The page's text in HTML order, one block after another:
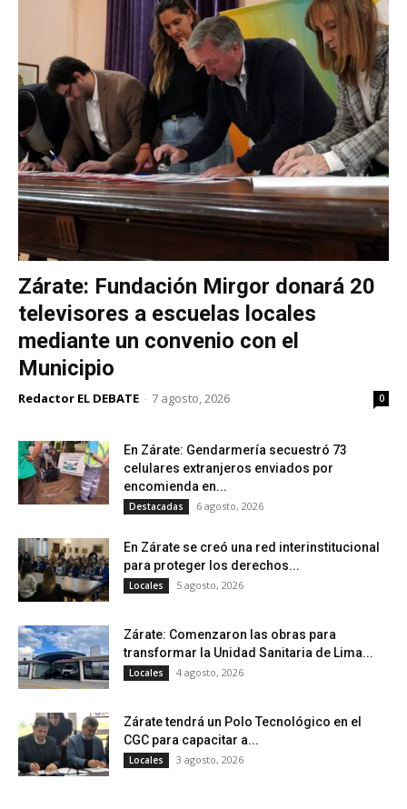
Zárate: Fundación Mirgor donará 20
televisores a escuelas locales
mediante un convenio con el
Municipio
Redactor EL DEBATE - 7 agosto, 2026 0
En Zárate: Gendarmería secuestró 73
celulares extranjeros enviados por
encomienda en...
Destacadas 6 agosto, 2026
En Zárate se creó una red interinstitucional
para proteger los derechos...
Locales 5 agosto, 2026
Zárate: Comenzaron las obras para
transformar la Unidad Sanitaria de Lima...
Locales 4 agosto, 2026
Zárate tendrá un Polo Tecnológico en el
CGC para capacitar a...
Locales 3 agosto, 2026